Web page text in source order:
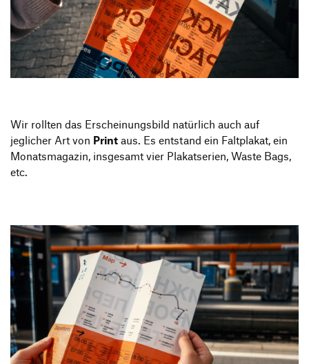
Wir rollten das Erscheinungsbild natürlich auch auf
jeglicher Art von Print aus. Es entstand ein Faltplakat, ein
Monatsmagazin, insgesamt vier Plakatserien, Waste Bags,
etc.